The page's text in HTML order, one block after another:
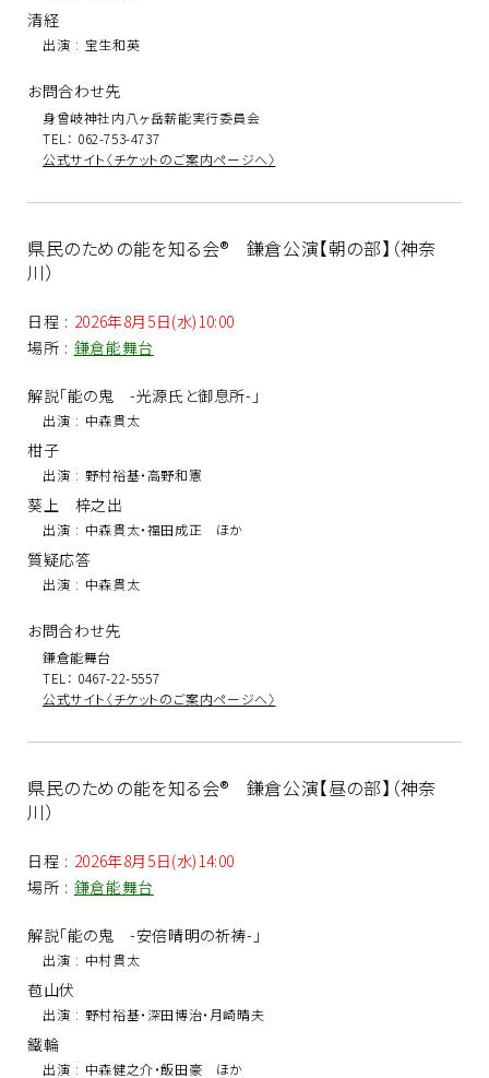
清経
出演 : 宝生和英
お問合わせ先
身曾岐神社内八ヶ岳薪能実行委員会
TEL： 062-753-4737
公式サイト〈チケットのご案内ページへ〉
県民のための能を知る会® 鎌倉公演【朝の部】（神奈
川）
日程 : 2026年8月5日(水)10:00
場所 : 鎌倉能舞台
解説「能の鬼 -光源氏と御息所-」
出演 : 中森貫太
柑子
出演 : 野村裕基・高野和憲
葵上 梓之出
出演 : 中森貫太・福田成正 ほか
質疑応答
出演 : 中森貫太
お問合わせ先
鎌倉能舞台
TEL： 0467-22-5557
公式サイト〈チケットのご案内ページへ〉
県民のための能を知る会® 鎌倉公演【昼の部】（神奈
川）
日程 : 2026年8月5日(水)14:00
場所 : 鎌倉能舞台
解説「能の鬼 -安倍晴明の祈祷-」
出演 : 中村貫太
苞山伏
出演 : 野村裕基・深田博治・月崎晴夫
鐵輪
出演 : 中森健之介・飯田豪 ほか